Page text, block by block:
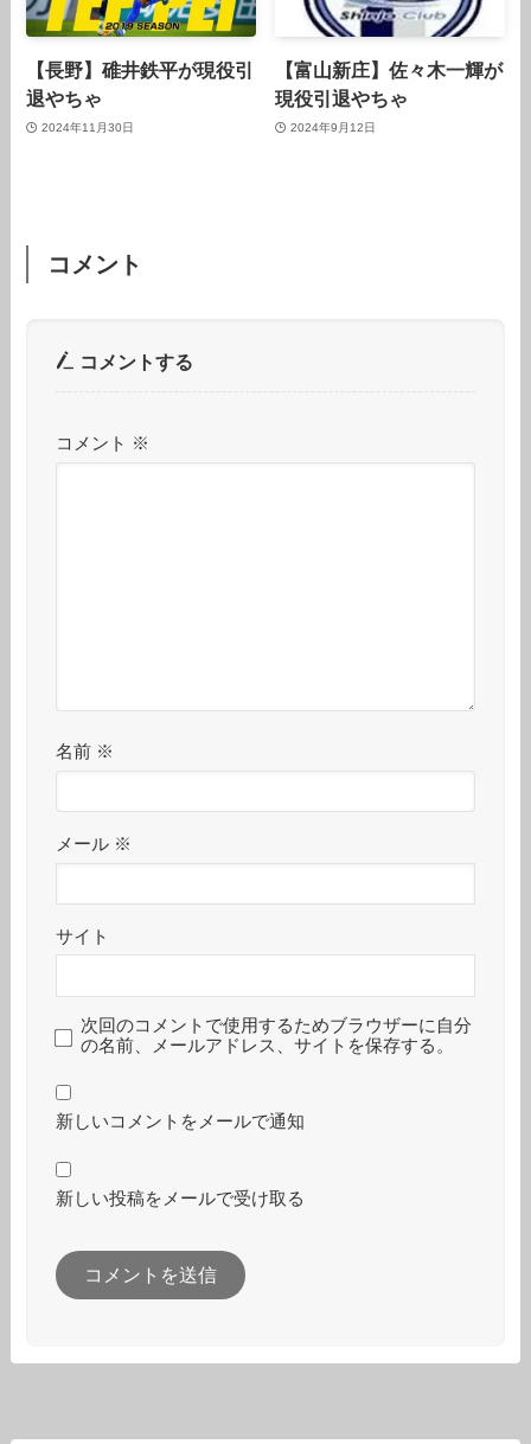
【長野】碓井鉄平が現役引
退やちゃ
2024年11月30日
【富山新庄】佐々木一輝が
現役引退やちゃ
2024年9月12日
コメント
コメントする
コメント ※
名前 ※
メール ※
サイト
次回のコメントで使用するためブラウザーに自分
の名前、メールアドレス、サイトを保存する。
新しいコメントをメールで通知
新しい投稿をメールで受け取る